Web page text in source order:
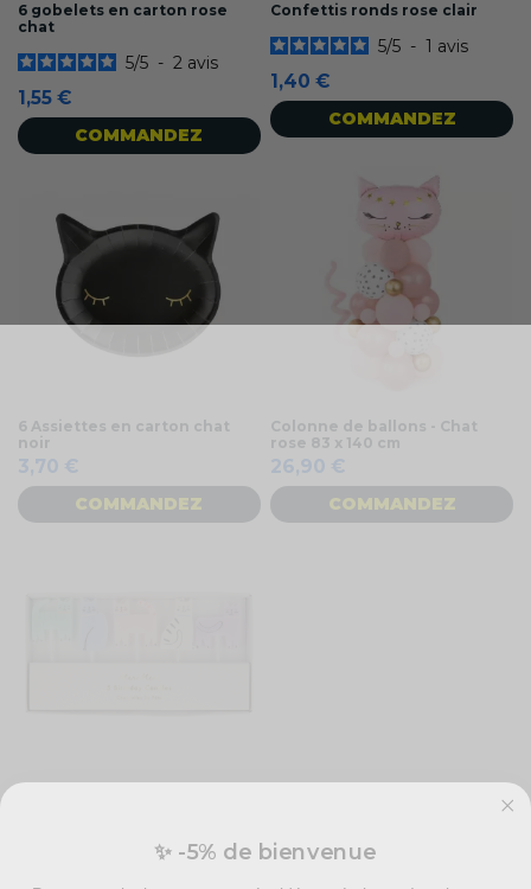
6 gobelets en carton rose
chat
5/5 - 2 avis
1,55 €
COMMANDEZ
Confettis ronds rose clair
5/5 - 1 avis
1,40 €
COMMANDEZ
6 Assiettes en carton chat
noir
3,70 €
COMMANDEZ
Colonne de ballons - Chat
rose 83 x 140 cm
26,90 €
COMMANDEZ
✨ -5% de bienvenue